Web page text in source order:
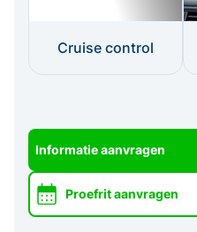
Cruise control
Informatie aanvragen
Proefrit aanvragen